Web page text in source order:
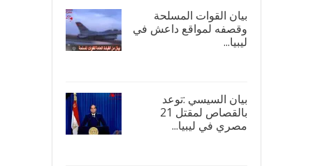
بيان القوات المسلحة
وقصفه لمواقع داعش في
ليبيا...
بيان السيسي :توعد
بالقصاص لمقتل 21
مصري في ليبيا...